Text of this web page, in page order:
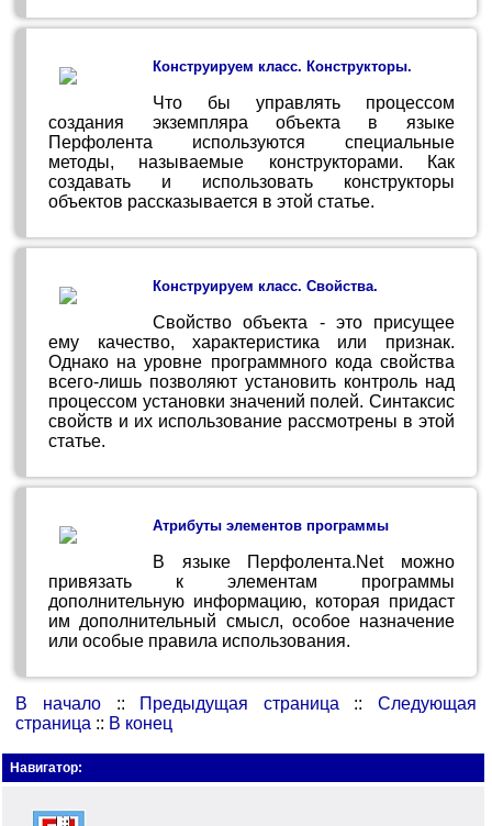
Конструируем класс. Конструкторы.
Что бы управлять процессом
создания экземпляра объекта в языке
Перфолента используются специальные
методы, называемые конструкторами. Как
создавать и использовать конструкторы
объектов рассказывается в этой статье.
Конструируем класс. Свойства.
Свойство объекта - это присущее
ему качество, характеристика или признак.
Однако на уровне программного кода свойства
всего-лишь позволяют установить контроль над
процессом установки значений полей. Синтаксис
свойств и их использование рассмотрены в этой
статье.
Атрибуты элементов программы
В языке Перфолента.Net можно
привязать к элементам программы
дополнительную информацию, которая придаст
им дополнительный смысл, особое назначение
или особые правила использования.
В начало :: Предыдущая страница :: Следующая
страница :: В конец
Навигатор: